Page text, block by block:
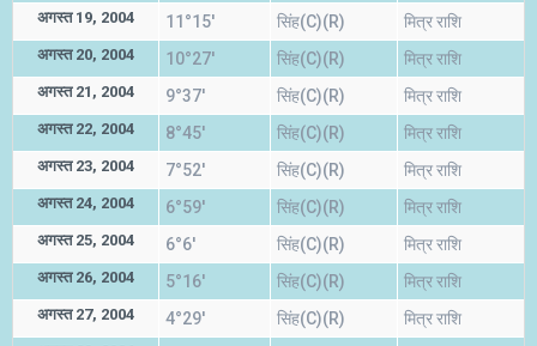
अगस्त 19, 2004 11°15' सिंह(C)(R) मित्र राशि
अगस्त 20, 2004 10°27' सिंह(C)(R) मित्र राशि
अगस्त 21, 2004 9°37' सिंह(C)(R) मित्र राशि
अगस्त 22, 2004 8°45' सिंह(C)(R) मित्र राशि
अगस्त 23, 2004 7°52' सिंह(C)(R) मित्र राशि
अगस्त 24, 2004 6°59' सिंह(C)(R) मित्र राशि
अगस्त 25, 2004 6°6' सिंह(C)(R) मित्र राशि
अगस्त 26, 2004 5°16' सिंह(C)(R) मित्र राशि
अगस्त 27, 2004 4°29' सिंह(C)(R) मित्र राशि